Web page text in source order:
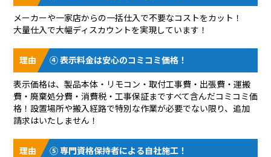
メーカーや一家店からの一括仕入で不要なコストをカット！
大量仕入で大幅ディスカウントを実現しています！
④ 表示料金は安心のコミコミ価格！
表示価格は、製品本体・リモコン・取付工事費・出張費・運搬
費・廃棄処分費・消費税・工事保証まですべて含んだコミコミ価
格！設置場所や搬入経路で特別な作業が必要でない限り、追加
請求はいたしません！
⑤ 専門資格保持者による自社施工！